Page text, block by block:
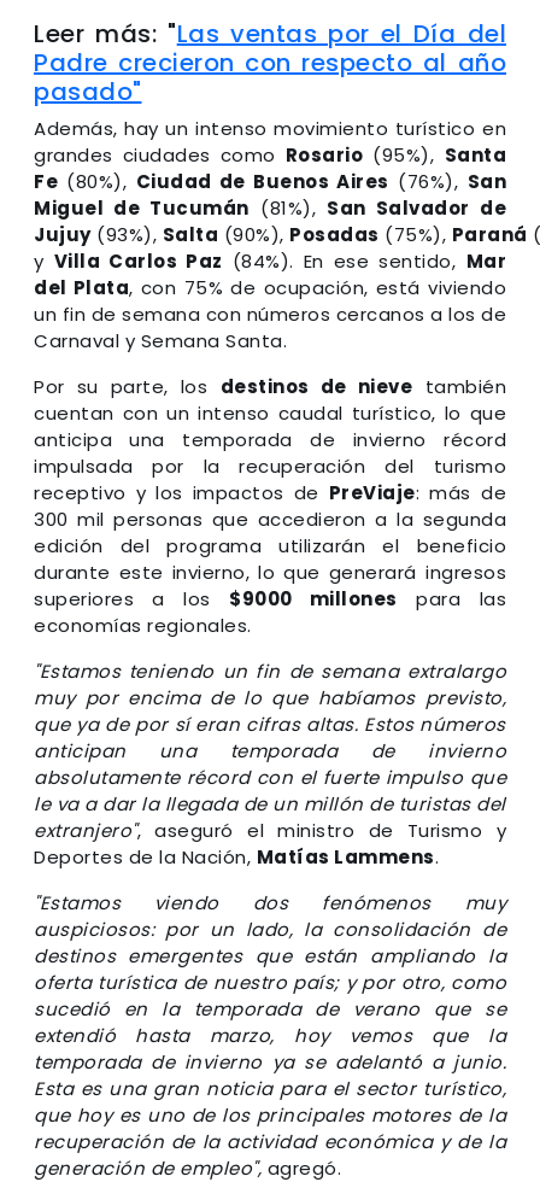
Leer más: "Las ventas por el Día del
Padre crecieron con respecto al año
pasado"
Además, hay un intenso movimiento turístico en
grandes ciudades como Rosario (95%), Santa
Fe (80%), Ciudad de Buenos Aires (76%), San
Miguel de Tucumán (81%), San Salvador de
Jujuy(93%), Salta (90%), Posadas (75%), Paraná
y Villa Carlos Paz (84%). En ese sentido, Mar
del Plata, con 75% de ocupación, está viviendo
un fin de semana con números cercanos a los de
Carnaval y Semana Santa.
Por su parte, los destinos de nieve también
cuentan con un intenso caudal turístico, lo que
anticipa una temporada de invierno récord
impulsada por la recuperación del turismo
receptivo y los impactos de PreViaje: más de
300 mil personas que accedieron a la segunda
edición del programa utilizarán el beneficio
durante este invierno, lo que generará ingresos
superiores a los $9000 millones para las
economías regionales.
"Estamos teniendo un fin de semana extralargo
muy por encima de lo que habíamos previsto,
que ya de por sí eran cifras altas. Estos números
anticipan una temporada de invierno
absolutamente récord con el fuerte impulso que
le va a dar la llegada de un millón de turistas del
extranjero", aseguró el ministro de Turismo y
Deportes de la Nación, Matías Lammens.
"Estamos viendo dos fenómenos muy
auspiciosos: por un lado, la consolidación de
destinos emergentes que están ampliando la
oferta turística de nuestro país; y por otro, como
sucedió en la temporada de verano que se
extendió hasta marzo, hoy vemos que la
temporada de invierno ya se adelantó a junio.
Esta es una gran noticia para el sector turístico,
que hoy es uno de los principales motores de la
recuperación de la actividad económica y de la
generación de empleo", agregó.